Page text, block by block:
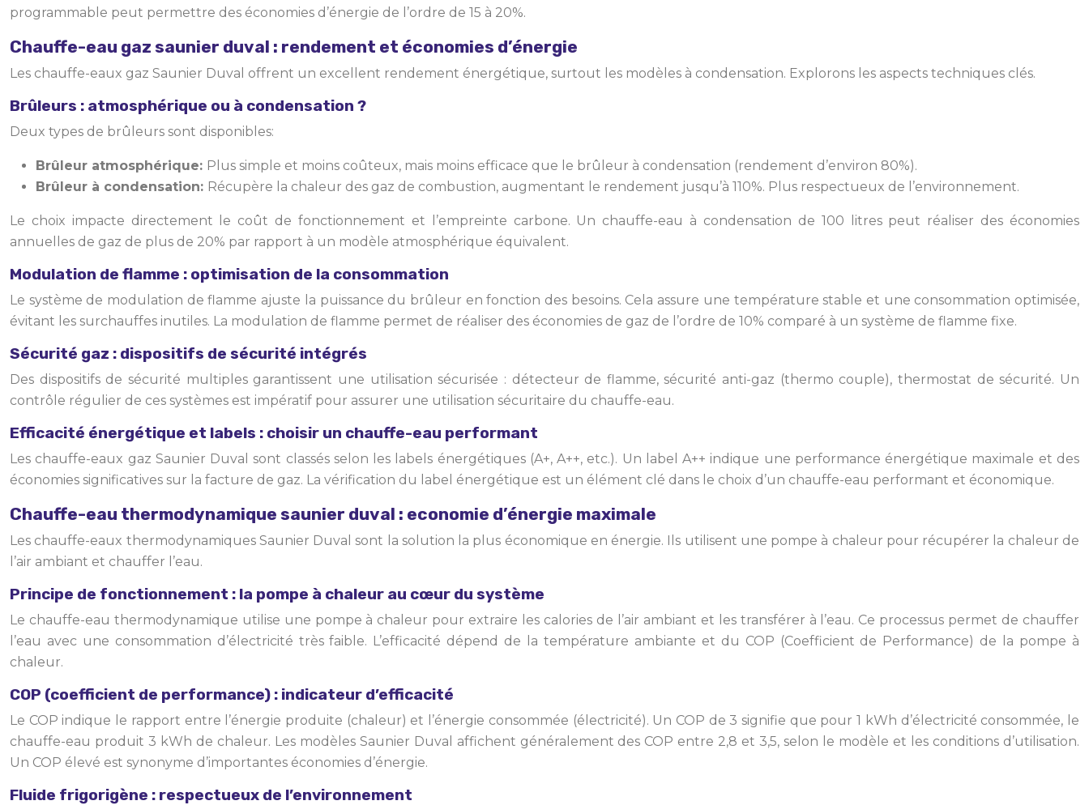
programmable peut permettre des économies d’énergie de l’ordre de 15 à 20%.
Chauffe-eau gaz saunier duval : rendement et économies d’énergie
Les chauffe-eaux gaz Saunier Duval offrent un excellent rendement énergétique, surtout les modèles à condensation. Explorons les aspects techniques clés.
Brûleurs : atmosphérique ou à condensation ?
Deux types de brûleurs sont disponibles:
Brûleur atmosphérique: Plus simple et moins coûteux, mais moins efficace que le brûleur à condensation (rendement d’environ 80%).
Brûleur à condensation: Récupère la chaleur des gaz de combustion, augmentant le rendement jusqu’à 110%. Plus respectueux de l’environnement.
Le choix impacte directement le coût de fonctionnement et l’empreinte carbone. Un chauffe-eau à condensation de 100 litres peut réaliser des économies
annuelles de gaz de plus de 20% par rapport à un modèle atmosphérique équivalent.
Modulation de flamme : optimisation de la consommation
Le système de modulation de flamme ajuste la puissance du brûleur en fonction des besoins. Cela assure une température stable et une consommation optimisée,
évitant les surchauffes inutiles. La modulation de flamme permet de réaliser des économies de gaz de l’ordre de 10% comparé à un système de flamme fixe.
Sécurité gaz : dispositifs de sécurité intégrés
Des dispositifs de sécurité multiples garantissent une utilisation sécurisée : détecteur de flamme, sécurité anti-gaz (thermo couple), thermostat de sécurité. Un
contrôle régulier de ces systèmes est impératif pour assurer une utilisation sécuritaire du chauffe-eau.
Efficacité énergétique et labels : choisir un chauffe-eau performant
Les chauffe-eaux gaz Saunier Duval sont classés selon les labels énergétiques (A+, A++, etc.). Un label A++ indique une performance énergétique maximale et des
économies significatives sur la facture de gaz. La vérification du label énergétique est un élément clé dans le choix d’un chauffe-eau performant et économique.
Chauffe-eau thermodynamique saunier duval : economie d’énergie maximale
Les chauffe-eaux thermodynamiques Saunier Duval sont la solution la plus économique en énergie. Ils utilisent une pompe à chaleur pour récupérer la chaleur de
l’air ambiant et chauffer l’eau.
Principe de fonctionnement : la pompe à chaleur au cœur du système
Le chauffe-eau thermodynamique utilise une pompe à chaleur pour extraire les calories de l’air ambiant et les transférer à l’eau. Ce processus permet de chauffer
l’eau avec une consommation d’électricité très faible. L’efficacité dépend de la température ambiante et du COP (Coefficient de Performance) de la pompe à
chaleur.
COP (coefficient de performance) : indicateur d’efficacité
Le COP indique le rapport entre l’énergie produite (chaleur) et l’énergie consommée (électricité). Un COP de 3 signifie que pour 1 kWh d’électricité consommée, le
chauffe-eau produit 3 kWh de chaleur. Les modèles Saunier Duval affichent généralement des COP entre 2,8 et 3,5, selon le modèle et les conditions d’utilisation.
Un COP élevé est synonyme d’importantes économies d’énergie.
Fluide frigorigène : respectueux de l’environnement